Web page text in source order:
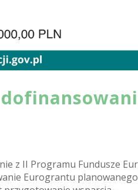
z II Programu Fundusze
Eurograntu